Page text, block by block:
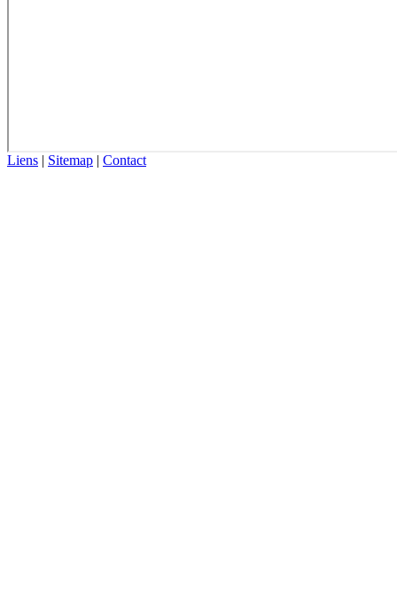
Liens | Sitemap | Contact